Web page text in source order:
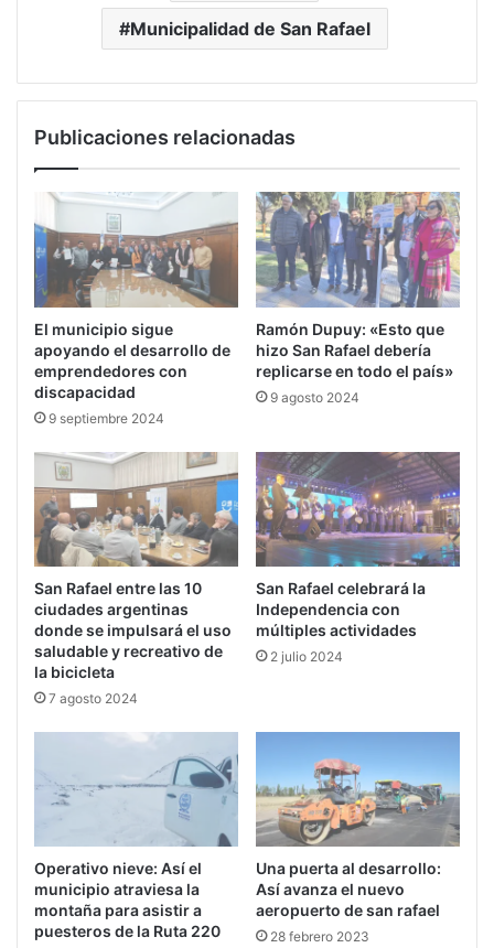
Municipalidad de San Rafael
Publicaciones relacionadas
El municipio sigue
apoyando el desarrollo de
emprendedores con
discapacidad
9 septiembre 2024
Ramón Dupuy: «Esto que
hizo San Rafael debería
replicarse en todo el país»
9 agosto 2024
San Rafael entre las 10
ciudades argentinas
donde se impulsará el uso
saludable y recreativo de
la bicicleta
7 agosto 2024
San Rafael celebrará la
Independencia con
múltiples actividades
2 julio 2024
Operativo nieve: Así el
municipio atraviesa la
montaña para asistir a
puesteros de la Ruta 220
Una puerta al desarrollo:
Así avanza el nuevo
aeropuerto de san rafael
28 febrero 2023